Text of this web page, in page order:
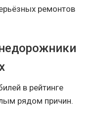
ремонтов
в рейтинге
рядом причин.